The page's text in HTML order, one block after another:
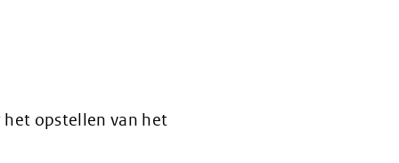
het opstellen van het